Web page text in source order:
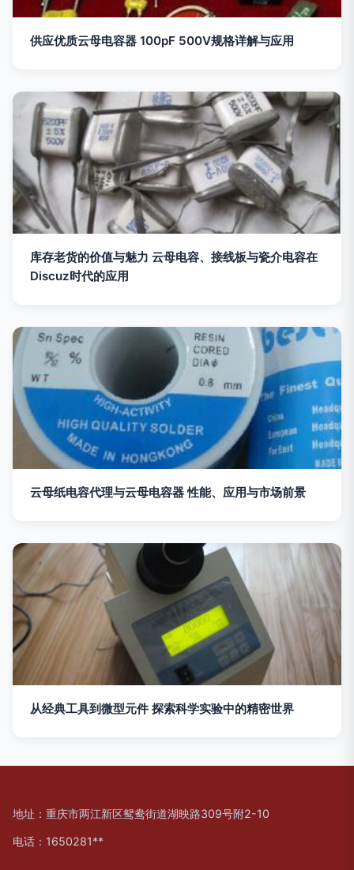
供应优质云母电容器 100pF 500V规格详解与应用
库存老货的价值与魅力 云母电容、接线板与瓷介电容在
Discuz时代的应用
云母纸电容代理与云母电容器 性能、应用与市场前景
从经典工具到微型元件 探索科学实验中的精密世界
地址：重庆市两江新区鸳鸯街道湖映路309号附2-10
电话：1650281**